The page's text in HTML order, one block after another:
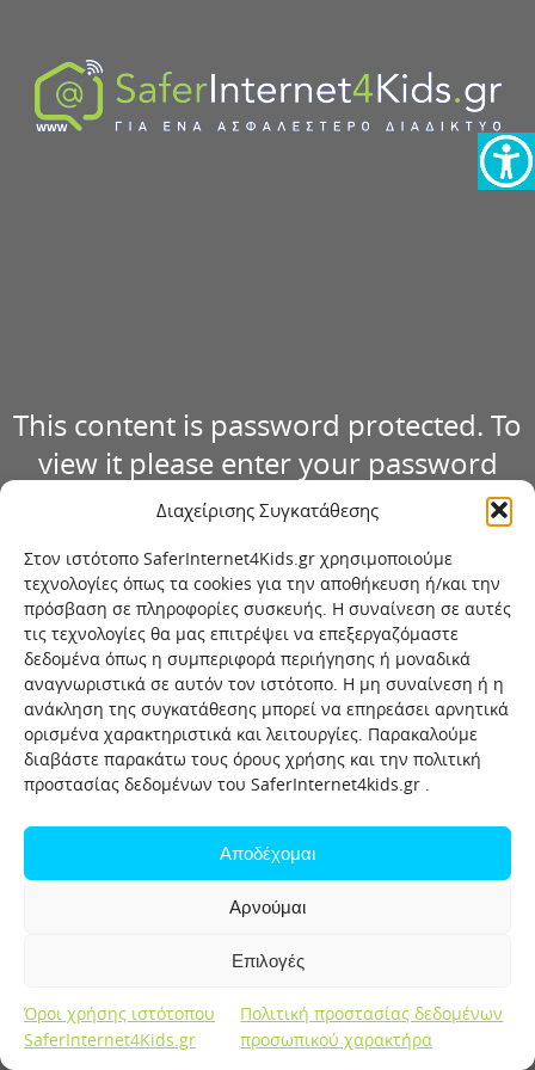
Διαχείρισης Συγκατάθεσης
Στον ιστότοπο SaferInternet4Kids.gr χρησιμοποιούμε
τεχνολογίες όπως τα cookies για την αποθήκευση ή/και την
πρόσβαση σε πληροφορίες συσκευής. Η συναίνεση σε αυτές
τις τεχνολογίες θα μας επιτρέψει να επεξεργαζόμαστε
δεδομένα όπως η συμπεριφορά περιήγησης ή μοναδικά
αναγνωριστικά σε αυτόν τον ιστότοπο. Η μη συναίνεση ή η
ανάκληση της συγκατάθεσης μπορεί να επηρεάσει αρνητικά
ορισμένα χαρακτηριστικά και λειτουργίες. Παρακαλούμε
διαβάστε παρακάτω τους όρους χρήσης και την πολιτική
προστασίας δεδομένων του SaferInternet4kids.gr .
Αποδέχομαι
Αρνούμαι
Επιλογές
Όροι χρήσης ιστότοπου
SaferInternet4Kids.gr
Πολιτική προστασίας δεδομένων
προσωπικού χαρακτήρα
This content is password protected. To
view it please enter your password
below:
Password: